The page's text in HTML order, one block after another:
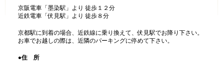
京阪電車「墨染駅」より 徒歩１２分
近鉄電車「伏見駅」より 徒歩８分
京都駅に到着の場合、近鉄線に乗り換えて、伏見駅でお降り下さい。
お車でお越しの際は、近隣のパーキングに停めて下さい。
●住 所